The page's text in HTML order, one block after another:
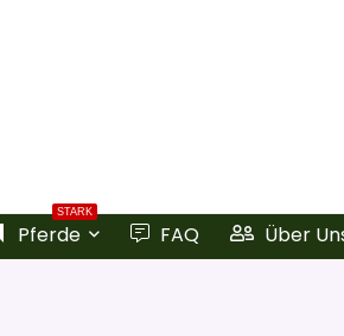
STARK
Pferde FAQ Über